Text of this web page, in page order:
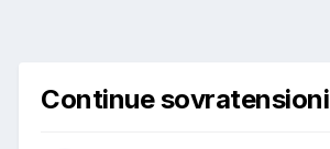
Continue sovratensioni